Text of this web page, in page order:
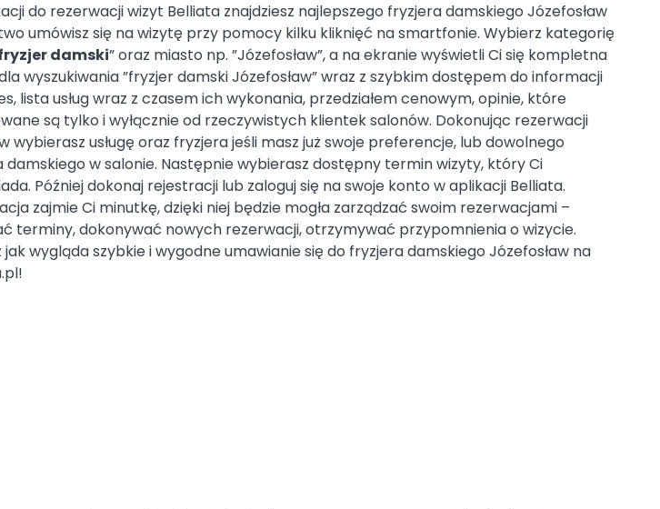
do rezerwacji wizyt Belliata znajdziesz najlepszego fryzjera damskiego Józefosław
umówisz się na wizytę przy pomocy kilku kliknięć na smartfonie. Wybierz kategorię
damski” oraz miasto np. ”Józefosław”, a na ekranie wyświetli Ci się kompletna
wyszukiwania ”fryzjer damski Józefosław” wraz z szybkim dostępem do informacji
lista usług wraz z czasem ich wykonania, przedziałem cenowym, opinie, które
są tylko i wyłącznie od rzeczywistych klientek salonów. Dokonując rezerwacji
wybierasz usługę oraz fryzjera jeśli masz już swoje preferencje, lub dowolnego
damskiego w salonie. Następnie wybierasz dostępny termin wizyty, który Ci
Później dokonaj rejestracji lub zaloguj się na swoje konto w aplikacji Belliata.
zajmie Ci minutkę, dzięki niej będzie mogła zarządzać swoim rezerwacjami –
terminy, dokonywać nowych rezerwacji, otrzymywać przypomnienia o wizycie.
jak wygląda szybkie i wygodne umawianie się do fryzjera damskiego Józefosław na